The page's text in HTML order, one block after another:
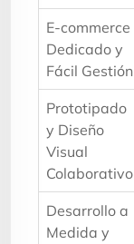
E-commerce
Dedicado y
Fácil Gestión
Prototipado
y Diseño
Visual
Colaborativo
Desarrollo a
Medida y